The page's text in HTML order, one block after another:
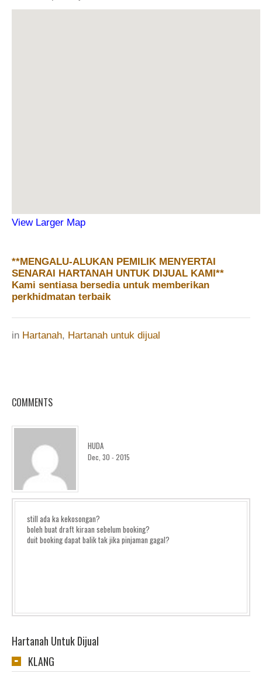
View Larger Map
**MENGALU-ALUKAN PEMILIK MENYERTAI
SENARAI HARTANAH UNTUK DIJUAL KAMI**
Kami sentiasa bersedia untuk memberikan
perkhidmatan terbaik
in Hartanah, Hartanah untuk dijual
COMMENTS
HUDA
Dec, 30 - 2015
still ada ka kekosongan?
boleh buat draft kiraan sebelum booking?
duit booking dapat balik tak jika pinjaman gagal?
Hartanah Untuk Dijual
KLANG